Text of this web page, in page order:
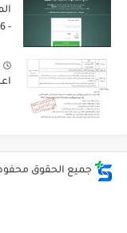
- 2026 BAC.ONEC.DZ
جميع الحقوق